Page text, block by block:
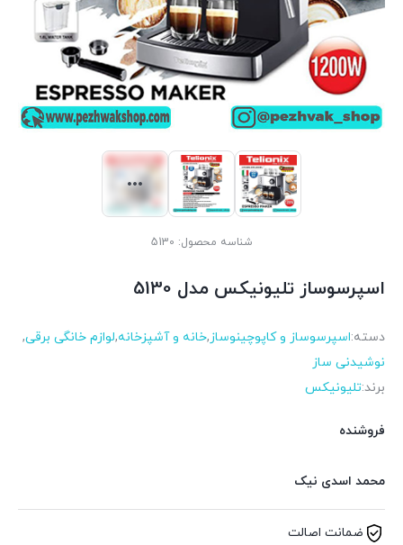
شناسه محصول: 5130
اسپرسوساز تلیونیکس مدل 5130
دسته:اسپرسوساز و کاپوچینوساز,خانه و آشپزخانه,لوازم خانگی برقی,
نوشیدنی ساز
برند:تلیونیکس
فروشنده
محمد اسدی نیک
ضمانت اصالت